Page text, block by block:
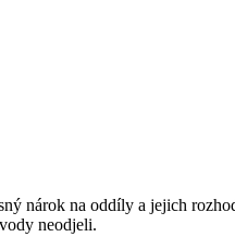
nárok na oddíly a jejich
neodjeli.